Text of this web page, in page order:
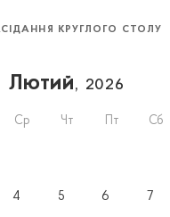
КРУГЛОГО СТОЛУ
Лютий, 2026
Ср Чт Пт Сб
4 5 6 7